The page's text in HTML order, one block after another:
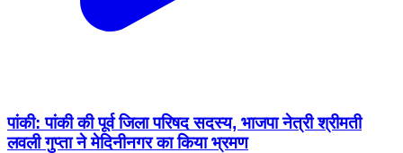
पांकी: पांकी की पूर्व जिला परिषद सदस्य, भाजपा नेत्री श्रीमती
लवली गुप्ता ने मेदिनीनगर का किया भ्रमण